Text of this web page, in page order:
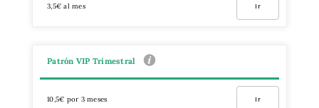
3,5€ al mes Ir
Patrón VIP Trimestral
10,5€ por 3 meses Ir